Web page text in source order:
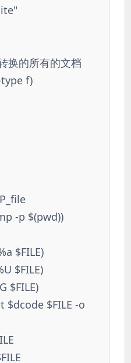
换的所有的文档
f)
-p $(pwd))
$FILE)
$FILE)
$FILE)
$FILE -o